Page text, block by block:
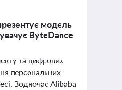
модель
ByteDance
та цифрових
персональних
Водночас Alibaba